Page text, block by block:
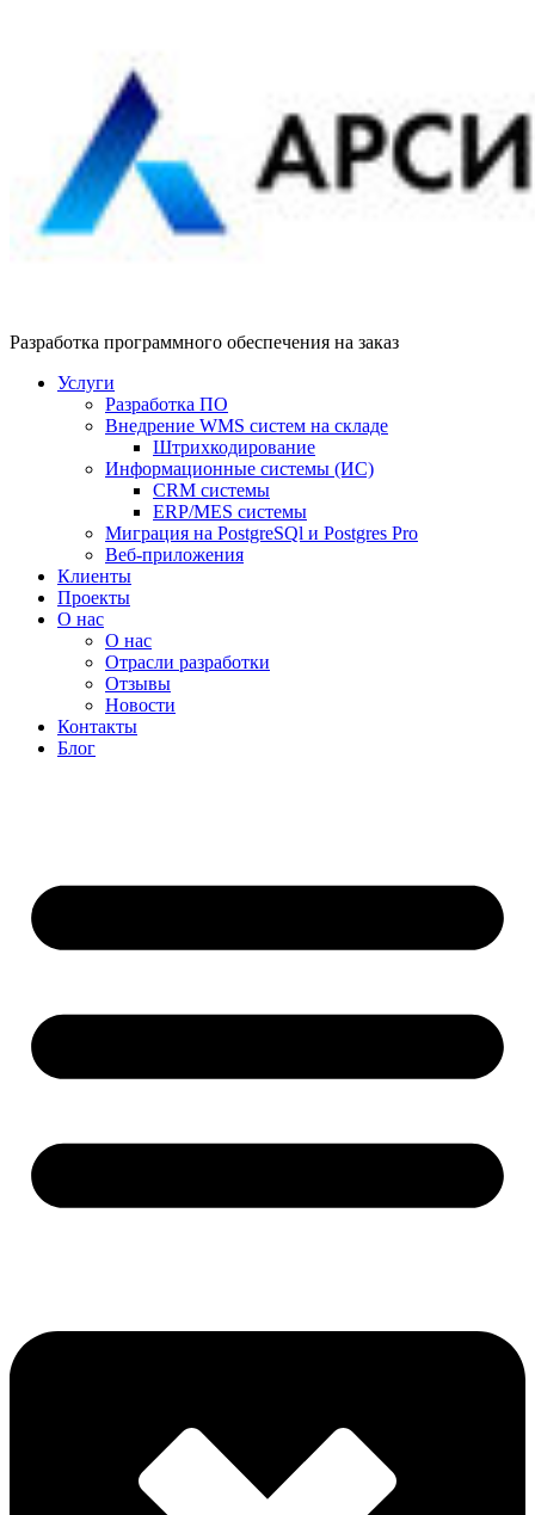
Разработка программного обеспечения на заказ
Услуги
Разработка ПО
Внедрение WMS систем на складе
Штрихкодирование
Информационные системы (ИС)
CRM системы
ERP/MES системы
Миграция на PostgreSQl и Postgres Pro
Веб-приложения
Клиенты
Проекты
О нас
О нас
Отрасли разработки
Отзывы
Новости
Контакты
Блог